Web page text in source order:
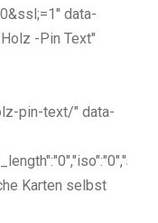
data-
-Pin Text"
pin-text/" data-
Karten selbst